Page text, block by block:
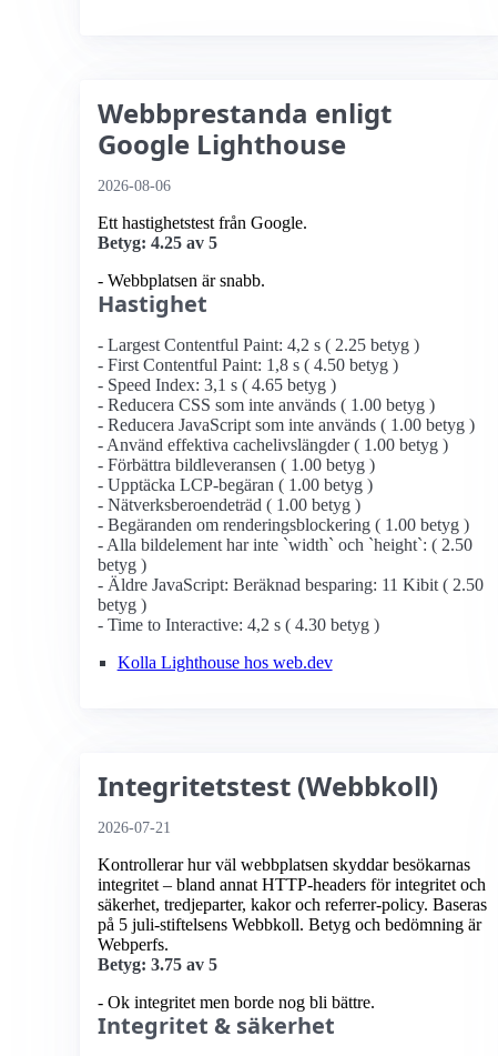
Webbprestanda enligt
Google Lighthouse
2026-08-06
Ett hastighetstest från Google.
Betyg: 4.25 av 5
- Webbplatsen är snabb.
Hastighet
- Largest Contentful Paint: 4,2 s ( 2.25 betyg )
- First Contentful Paint: 1,8 s ( 4.50 betyg )
- Speed Index: 3,1 s ( 4.65 betyg )
- Reducera CSS som inte används ( 1.00 betyg )
- Reducera JavaScript som inte används ( 1.00 betyg )
- Använd effektiva cachelivslängder ( 1.00 betyg )
- Förbättra bildleveransen ( 1.00 betyg )
- Upptäcka LCP-begäran ( 1.00 betyg )
- Nätverksberoendeträd ( 1.00 betyg )
- Begäranden om renderingsblockering ( 1.00 betyg )
- Alla bildelement har inte `width` och `height`: ( 2.50
betyg )
- Äldre JavaScript: Beräknad besparing: 11 Kibit ( 2.50
betyg )
- Time to Interactive: 4,2 s ( 4.30 betyg )
Kolla Lighthouse hos web.dev
Integritetstest (Webbkoll)
2026-07-21
Kontrollerar hur väl webbplatsen skyddar besökarnas
integritet – bland annat HTTP-headers för integritet och
säkerhet, tredjeparter, kakor och referrer-policy. Baseras
på 5 juli-stiftelsens Webbkoll. Betyg och bedömning är
Webperfs.
Betyg: 3.75 av 5
- Ok integritet men borde nog bli bättre.
Integritet & säkerhet